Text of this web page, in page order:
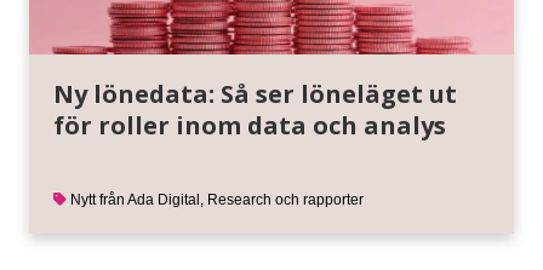
Ny lönedata: Så ser löneläget ut
för roller inom data och analys
Nytt från Ada Digital , Research och rapporter